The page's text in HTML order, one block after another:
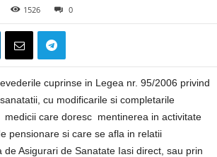
1526 0
cuprinse in Legea nr. 95/2006 privind
cu modificarile si completarile
care doresc mentinerea in activitate
pensionare si care se afla in relatii
de Asigurari de Sanatate Iasi direct, sau prin